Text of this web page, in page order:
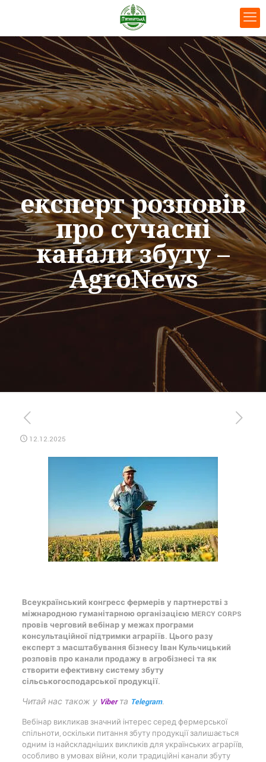
експерт розповів
про сучасні
канали збуту –
AgroNews
12.12.2025
Всеукраїнський конгресс фермерів у партнерстві з
міжнародною гуманітарною організацією MERCY CORPS
провів черговий вебінар у межах програми
консультаційної підтримки аграріїв. Цього разу
експерт з масштабування бізнесу Іван Кульчицький
розповів про канали продажу в агробізнесі та як
створити ефективну систему збуту
сільськогосподарської продукції.
Читай нас також у Viberта Telegram.
Вебінар викликав значний інтерес серед фермерської
спільноти, оскільки питання збуту продукції залишається
одним із найскладніших викликів для українських аграріїв,
особливо в умовах війни, коли традиційні канали збуту